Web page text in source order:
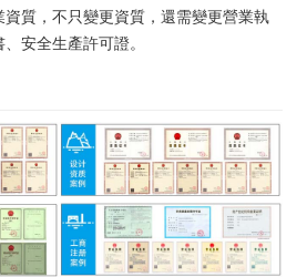
質，不只變更資質，還需變更營業執
安全生產許可證。